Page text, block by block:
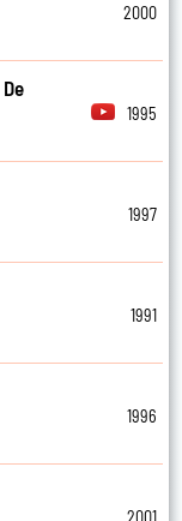
2000
1995
1997
1991
1996
2001